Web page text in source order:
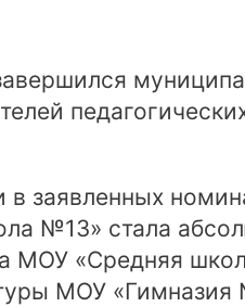
в заявленных
№13» стала
МОУ «Средняя
МОУ